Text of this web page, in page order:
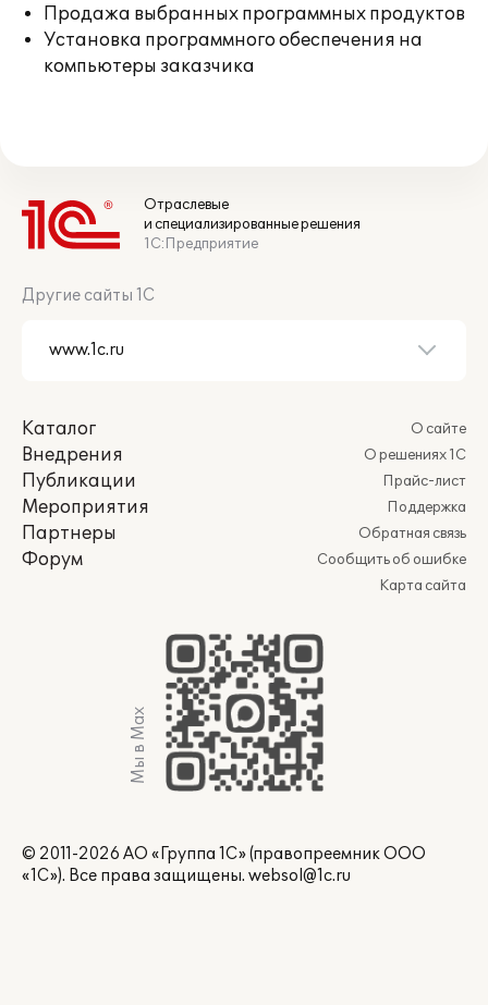
Продажа выбранных программных продуктов
Установка программного обеспечения на
компьютеры заказчика
Отраслевые
и специализированные решения
1С:Предприятие
Другие сайты 1С
Каталог
Внедрения
Публикации
Мероприятия
Партнеры
Форум
О сайте
О решениях 1С
Прайс-лист
Поддержка
Обратная связь
Сообщить об ошибке
Карта сайта
Мы в Max
© 2011-2026 АО «Группа 1С» (правопреемник ООО
«1С»). Все права защищены. websol@1c.ru